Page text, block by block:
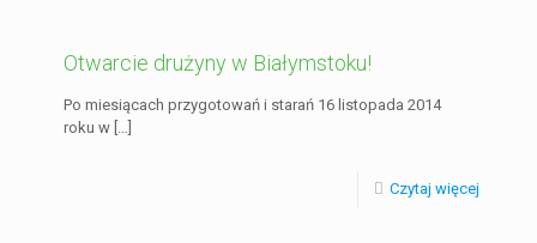
Otwarcie drużyny w Białymstoku!
Po miesiącach przygotowań i starań 16 listopada 2014
roku w […]
Czytaj więcej